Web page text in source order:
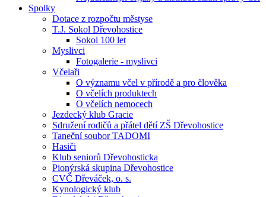
Spolky
Dotace z rozpočtu městyse
T.J. Sokol Dřevohostice
Sokol 100 let
Myslivci
Fotogalerie - myslivci
Včelaři
O významu včel v přírodě a pro člověka
O včelích produktech
O včelích nemocech
Jezdecký klub Gracie
Sdružení rodičů a přátel dětí ZŠ Dřevohostice
Taneční soubor TADOMI
Hasiči
Klub seniorů Dřevohosticka
Pionýrská skupina Dřevohostice
CVČ Dřeváček, o. s.
Kynologický klub